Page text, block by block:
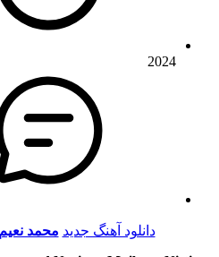
2024
دانلود آهنگ جدید محمد نعیم